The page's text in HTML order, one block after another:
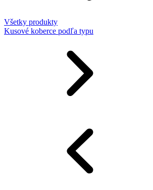
Všetky produkty
Kusové koberce podľa typu